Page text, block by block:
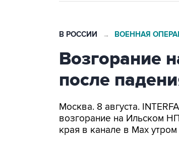
В РОССИИ → ВОЕННАЯ
Возгорание
после
Москва. 8 августа.
возгорание на Ильском
края в канале в Max утром